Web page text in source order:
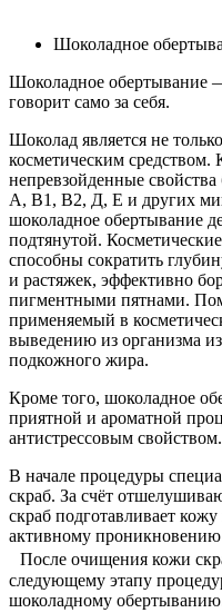
Шоколадное
Шоколадное обертывание
говорит само за себя.
Шоколад является не
косметическим
непревзойденные
А, В1, В2, Д, Е и других
шоколадное обертывание
подтянутой.
способны сократить
и растяжек, эффективно
пигментными пятнами.
применяемый в
выведению из организма
подкожного жира.
Кроме того, шоколадное
приятной и ароматной
антистрессовым свойством.
В начале процедуры
скраб. За счёт
скраб подготавливает
активному
После очищения кожи
следующему этапу
шоколадному